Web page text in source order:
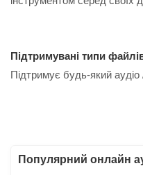
Підтримувані типи
Підтримує будь-який
Популярний онлайн